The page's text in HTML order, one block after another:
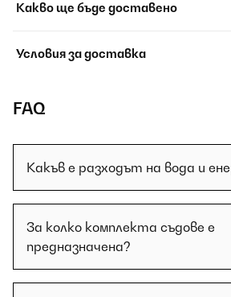
Какво ще бъде доставено
Условия за доставка
FAQ
Какъв е разходът на вода и
За колко комплекта съдове е
предназначена?